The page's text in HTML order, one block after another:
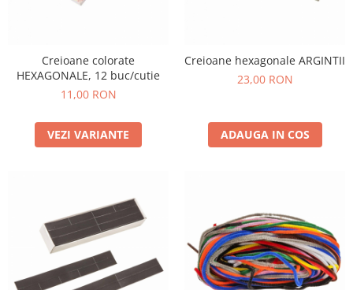
Creioane colorate
HEXAGONALE, 12 buc/cutie
11,00 RON
VEZI VARIANTE
Creioane hexagonale ARGINTII
23,00 RON
ADAUGA IN COS